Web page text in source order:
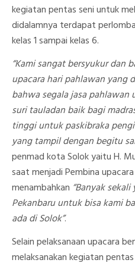
kegiatan pentas seni untuk
didalamnya terdapat
kelas 1 sampai kelas 6.
“Kami sangat bersyukur dan
upacara hari pahlawan yang
bahwa segala jasa
suri tauladan baik bagi
tinggi untuk paskibraka
yang tampil dengan begitu
penmad kota Solok yaitu H.
saat menjadi Pembina
menambahkan “Banyak
Pekanbaru untuk bisa kami
ada di Solok”.
Selain pelaksanaan upacara
melaksanakan kegiatan